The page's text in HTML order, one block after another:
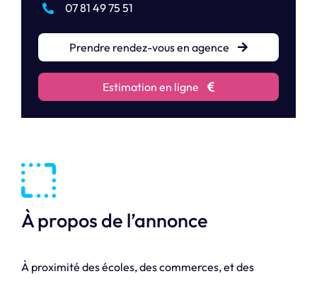
07 81 49 75 51
Prendre rendez-vous en agence
Estimation en ligne
À propos de l’annonce
À proximité des écoles, des commerces, et des